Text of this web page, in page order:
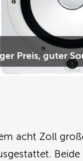
Preis, guter
acht Zoll